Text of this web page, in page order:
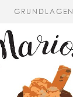
GRUNDLAGEN